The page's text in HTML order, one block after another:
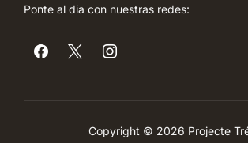
Ponte al dia con nuestras redes:
Copyright © 2026 Projecte